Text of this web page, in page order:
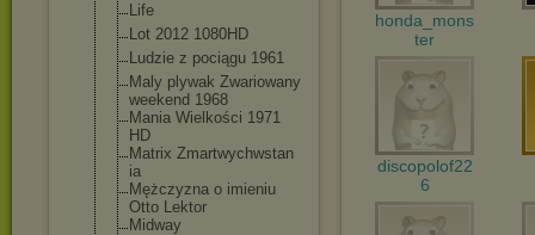
Life
Lot 2012 1080HD
Ludzie z pociągu 1961
Maly plywak Zwariowany
weekend 1968
Mania Wielkości 1971
HD
Matrix Zmartwychwstan
ia
Mężczyzna o imieniu
Otto Lektor
Midway
honda_mons
ter
discopolof22
6